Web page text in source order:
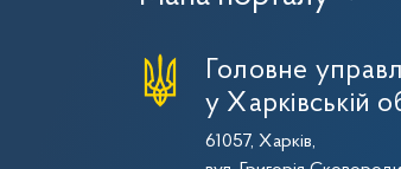
Головне
у Харківській
61057, Харків,